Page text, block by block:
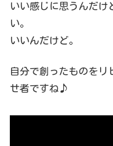
いい感じに思うんだけ
い。
いいんだけど。
自分で創ったものをリ
せ者ですね♪